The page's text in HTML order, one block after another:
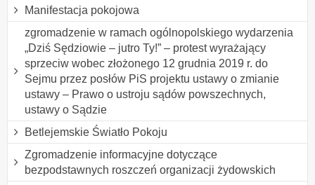
Manifestacja pokojowa
zgromadzenie w ramach ogólnopolskiego wydarzenia
„Dziś Sędziowie – jutro Ty!” – protest wyrażający
sprzeciw wobec złożonego 12 grudnia 2019 r. do
Sejmu przez posłów PiS projektu ustawy o zmianie
ustawy – Prawo o ustroju sądów powszechnych,
ustawy o Sądzie
Betlejemskie Światło Pokoju
Zgromadzenie informacyjne dotyczące
bezpodstawnych roszczeń organizacji żydowskich